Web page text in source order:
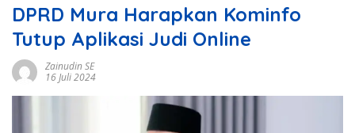
DPRD Mura Harapkan Kominfo
Tutup Aplikasi Judi Online
Zainudin SE
16 Juli 2024